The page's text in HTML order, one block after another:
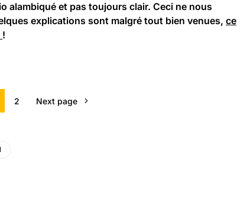
alambiqué et pas toujours clair. Ceci ne nous
explications sont malgré tout bien venues, ce
!
2 Next page